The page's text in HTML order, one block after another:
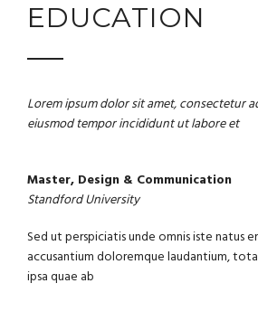
EDUCATION
Lorem ipsum dolor sit amet, consectetur
eiusmod tempor incididunt ut labore et
Master, Design & Communication
Standford University
Sed ut perspiciatis unde omnis iste natus
accusantium doloremque laudantium,
ipsa quae ab